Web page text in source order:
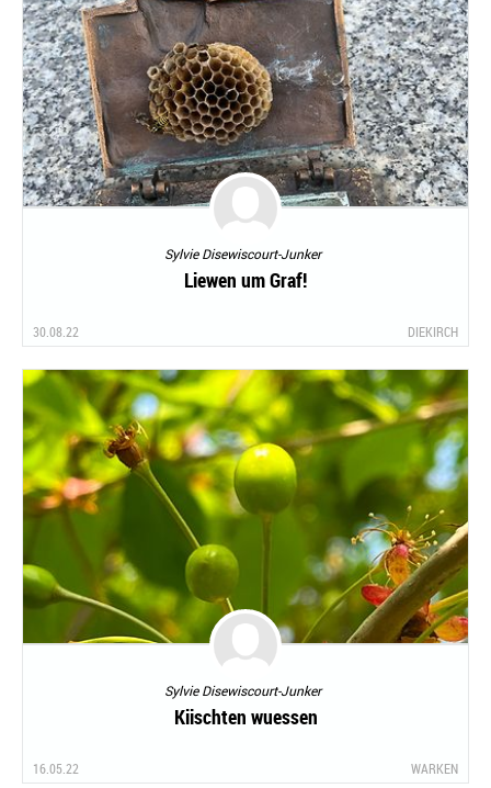
Sylvie Disewiscourt-Junker
Liewen um Graf!
30.08.22 DIEKIRCH
Sylvie Disewiscourt-Junker
Kiischten wuessen
16.05.22 WARKEN